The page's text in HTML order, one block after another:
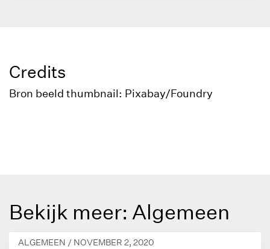
Credits
Bron beeld thumbnail: Pixabay/Foundry
Bekijk meer: Algemeen
ALGEMEEN / NOVEMBER 2, 2020